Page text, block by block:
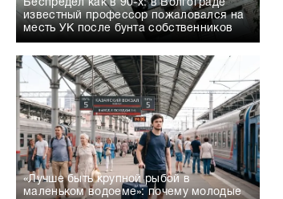
Беспредел как в 90-х: в Волгограде
известный профессор пожаловался на
месть УК после бунта собственников
«Лучше быть крупной рыбой в
маленьком водоеме»: почему молодые